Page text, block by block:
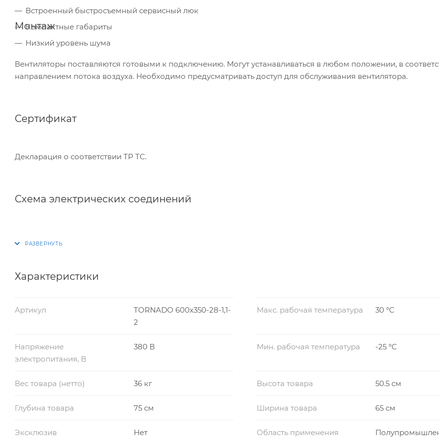
Встроенный быстросъемный сервисный люк
Компактные габариты
Низкий уровень шума
Монтаж
Вентиляторы поставляются готовыми к подключению. Могут устанавливаться в любом положении, в
направлением потока воздуха. Необходимо предусматривать доступ для обслуживания вентилятора.
Сертификат
Декларация о соответствии ТР ТС.
Схема электрических соединений
Характеристики
Артикул
TORNADO 600x350-28-1,1-
2
Макс. рабочая температура 30 °С
Напряжение
электропитания, В
380 В Мин. рабочая температура -25 °С
Вес товара (нетто) 36 кг Высота товара 50.5 см
Глубина товара 75 см Ширина товара 65 см
Эксклюзив Нет Область применения